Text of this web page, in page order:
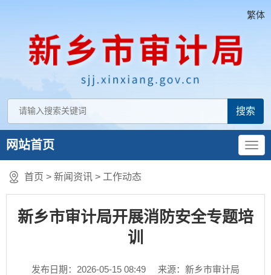
繁体
网站首页
首页 > 新闻资讯 > 工作动态
新乡市审计局开展消防安全专题培
训
发布日期：2026-05-15 08:49
来源：新乡市审计局